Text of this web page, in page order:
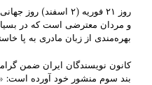
روز ۲۱ فوریه (۲
و مردان معترضی است که در
بهره‌مندی از زبان مادری به پا
کانون نویسندگان ایران ضمن
بند سوم منشور خود آورده است: